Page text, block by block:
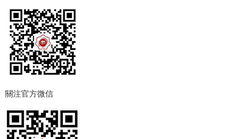
關注官方微信